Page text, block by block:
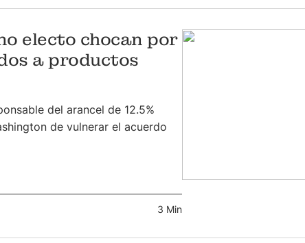
electo chocan por
a productos
del arancel de 12.5%
de vulnerar el acuerdo
3 Min